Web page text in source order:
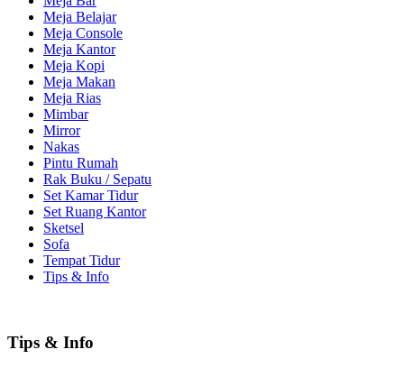
Meja Belajar
Meja Console
Meja Kantor
Meja Kopi
Meja Makan
Meja Rias
Mimbar
Mirror
Nakas
Pintu Rumah
Rak Buku / Sepatu
Set Kamar Tidur
Set Ruang Kantor
Sketsel
Sofa
Tempat Tidur
Tips & Info
Tips & Info